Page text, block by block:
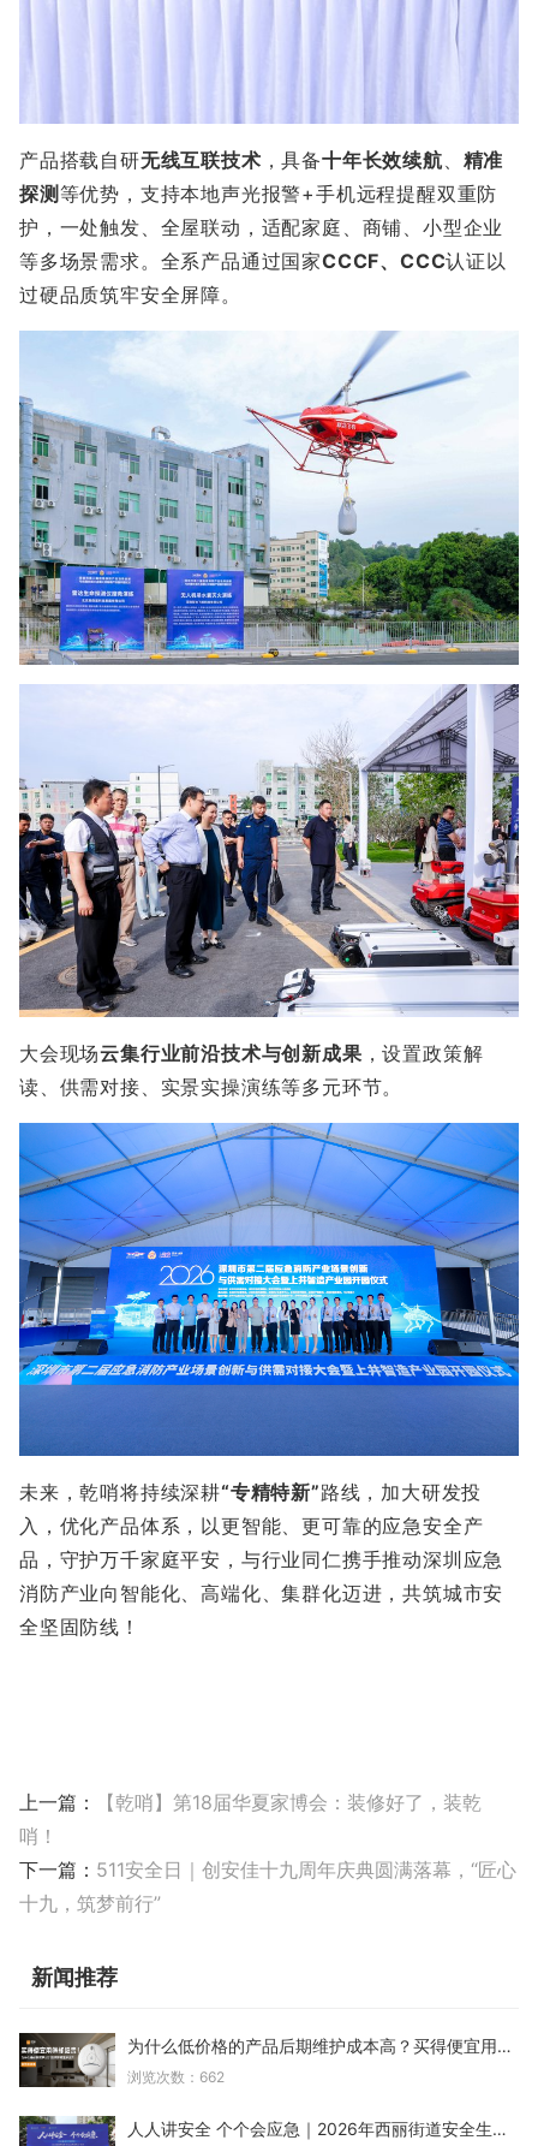
产品搭载自研无线互联技术 ，具备十年长效续航、 精准
探测 等优势，支持本地声光报警+手机远程提醒双重防
护，一处触发、全屋联动，适配家庭、商铺、小型企业
等多场景需求。全系产品通过国家CCCF、CCC认证以
过硬品质筑牢安全屏障。
大会现场云集行业前沿技术与创新成果 ，设置政策解
读、供需对接、实景实操演练等多元环节。
未来，乾哨将持续深耕“专精特新”路线，加大研发投
入，优化产品体系，以更智能、更可靠的应急安全产
品，守护万千家庭平安，与行业同仁携手推动深圳应急
消防产业向智能化、高端化、集群化迈进，共筑城市安
全坚固防线！
上一篇：
【乾哨】第18届华夏家博会：装修好了，装乾
哨！
下一篇： 511安全日｜创安佳十九周年庆典圆满落幕，“匠心
十九，筑梦前行”
新闻推荐
为什么低价格的产品后期维护成本高？买得便宜用得却
浏览次数：662
人人讲安全 个个会应急｜2026年西丽街道安全生产月